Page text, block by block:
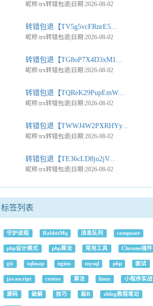
昵称:trx转错包退|日期:2026-08-02
转错包退【TV5g5vcFRnrE5...
昵称:trx转错包退|日期:2026-08-02
转错包退【TG8oP7X4D3xM1...
昵称:trx转错包退|日期:2026-08-02
转错包退【TQReK29PupEmW...
昵称:trx转错包退|日期:2026-08-02
转错包退【TWWJ4W2PXRHYy...
昵称:trx转错包退|日期:2026-08-02
转错包退【TE36cLD8ju2jV...
昵称:trx转错包退|日期:2026-08-02
标签列表
守护进程 RabbitMq 消息队列 composer
php设计模式 php算法 常用工具 Chrome插件
git sqlmap nginx mysql php 面试
javascript centos 算法 linux 小程序实战
源码 破解 技巧 装B zblog教程笔记